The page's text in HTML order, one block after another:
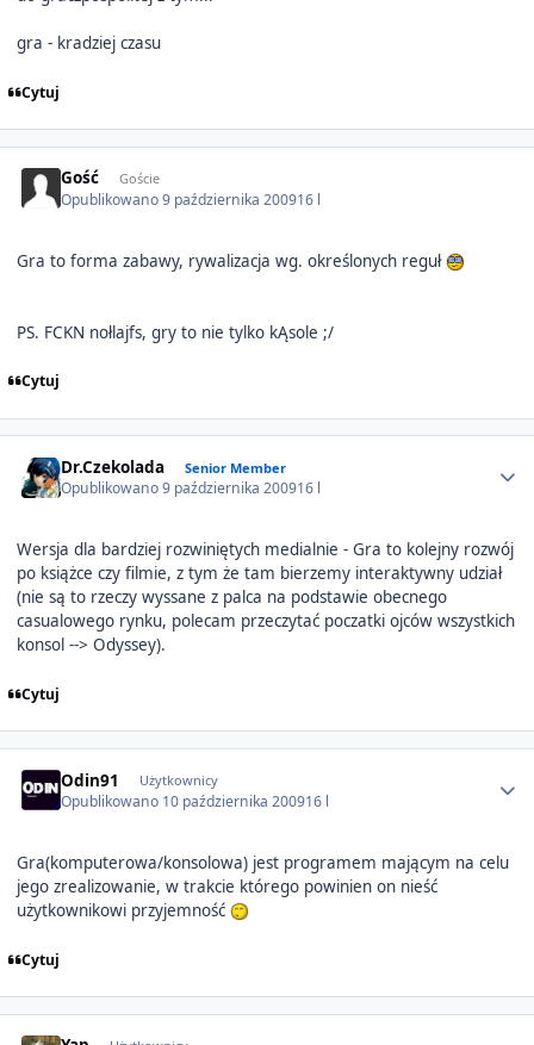
gra - kradziej czasu
Cytuj
Gość Goście
Opublikowano9 października 200916 l
Gra to forma zabawy, rywalizacja wg. określonych reguł
PS. FCKN nołlajfs, gry to nie tylko kĄsole ;/
Cytuj
Dr.Czekolada Senior Member
Opublikowano9 października 200916 l
Wersja dla bardziej rozwiniętych medialnie - Gra to kolejny rozwój
po książce czy filmie, z tym że tam bierzemy interaktywny udział
(nie są to rzeczy wyssane z palca na podstawie obecnego
casualowego rynku, polecam przeczytać poczatki ojców wszystkich
konsol --> Odyssey).
Cytuj
Odin91 Użytkownicy
Opublikowano 10 października 200916 l
Gra(komputerowa/konsolowa) jest programem mającym na celu
jego zrealizowanie, w trakcie którego powinien on nieść
użytkownikowi przyjemność
Cytuj